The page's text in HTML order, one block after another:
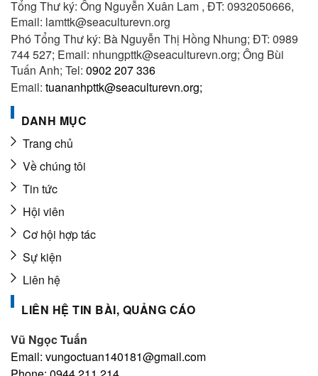
Tổng Thư ký: Ông Nguyễn Xuân Lam , ĐT: 0932050666,
Email: lamttk@seaculturevn.org
Phó Tổng Thư ký: Bà Nguyễn Thị Hồng Nhung; ĐT: 0989
744 527; Email: nhungpttk@seaculturevn.org; Ông Bùi
Tuấn Anh; Tel: 0902 207 336
Email: tuananhpttk@seaculturevn.org;
DANH MỤC
Trang chủ
Về chúng tôi
Tin tức
Hội viên
Cơ hội hợp tác
Sự kiện
Liên hệ
LIÊN HỆ TIN BÀI, QUẢNG CÁO
Vũ Ngọc Tuấn
Email: vungoctuan140181@gmail.com